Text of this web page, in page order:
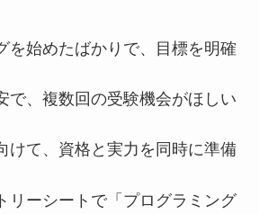
を始めたばかりで、目標を明確
で、複数回の受験機会がほしい
けて、資格と実力を同時に準備
リーシートで「プログラミング